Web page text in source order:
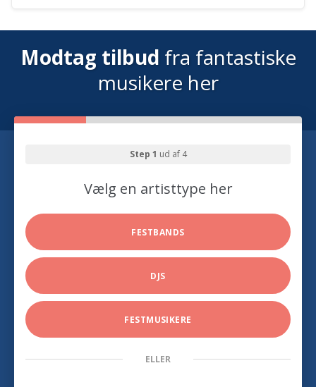
Modtag tilbud fra fantastiske
musikere her
Step 1 ud af 4
Vælg en artisttype her
FESTBANDS
DJS
FESTMUSIKERE
ELLER